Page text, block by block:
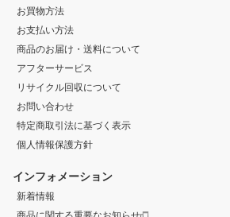
お買物方法
お支払い方法
商品のお届け・送料について
アフターサービス
リサイクル回収について
お問い合わせ
特定商取引法に基づく表示
個人情報保護方針
インフォメーション
新着情報